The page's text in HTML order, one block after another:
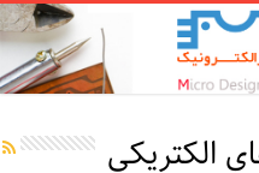
الکتریکی